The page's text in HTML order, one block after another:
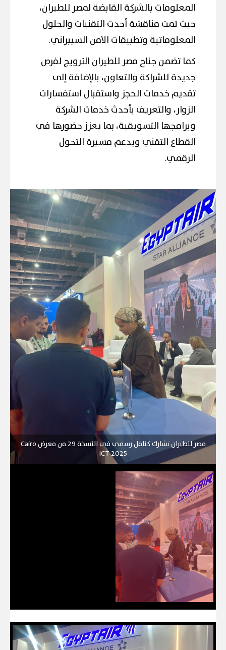
المعلومات بالشركة القابضة لمصر للطيران،
حيث تمت مناقشة أحدث التقنيات والحلول
المعلوماتية وتطبيقات الأمن السيبراني.
كما تضمن جناح مصر للطيران الترويج لفرص
جديدة للشراكة والتعاون، بالإضافة إلى
تقديم خدمات الحجز واستقبال استفسارات
الزوار، والتعريف بأحدث خدمات الشركة
وبرامجها التسويقية، بما يعزز حضورها في
القطاع التقني ويدعم مسيرة التحول
الرقمي.
مصر للطيران تشارك كناقل رسمي في النسخة 29 من معرض Cairo
ICT 2025